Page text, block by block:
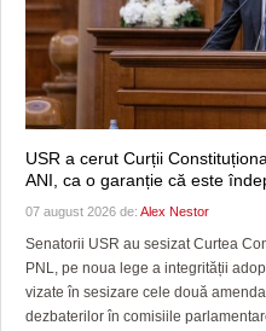
USR a cerut Curții
ANI, ca o garanție că este
07 august 2026 de: Alex Nestor
Senatorii USR au sesizat Curtea
PNL, pe noua lege a integrității
vizate în sesizare cele două
dezbaterilor în comisiile